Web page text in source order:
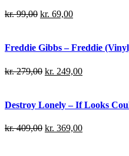
kr.99,00 kr. 69,00
Freddie Gibbs – Freddie
kr.279,00 kr. 249,00
Destroy Lonely – If Looks
kr.409,00 kr. 369,00